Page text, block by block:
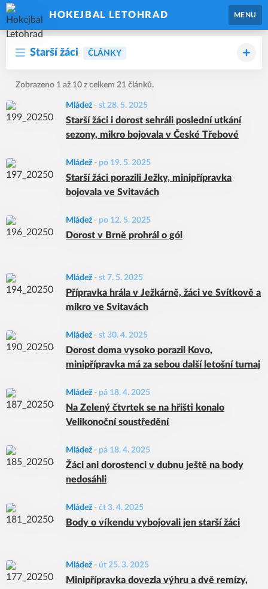
HOKEJBAL LETOHRAD MENU
Starší žáci ČLÁNKY
Zobrazeno 1 až 10 z celkem 21 článků.
Mládež - st 28. 5. 2025
Starší žáci i dorost sehráli poslední utkání
sezony, mikro bojovala v České Třebové
Mládež - po 19. 5. 2025
Starší žáci porazili Ježky, minipřípravka
bojovala ve Svitavách
Mládež - po 12. 5. 2025
Dorost v Brně prohrál o gól
Mládež - st 7. 5. 2025
Přípravka hrála v Ježkárně, žáci ve Svítkově a
mikro ve Svitavách
Mládež - st 30. 4. 2025
Dorost doma vysoko porazil Kovo,
minipřípravka má za sebou další letošní turnaj
Mládež - pá 18. 4. 2025
Na Zelený čtvrtek se na hřišti konalo
Velikonoční soustředění
Mládež - pá 18. 4. 2025
Žáci ani dorostenci v dubnu ještě na body
nedosáhli
Mládež - čt 3. 4. 2025
Body o víkendu vybojovali jen starší žáci
Mládež - út 25. 3. 2025
Minipřípravka dovezla výhru a dvě remízy,